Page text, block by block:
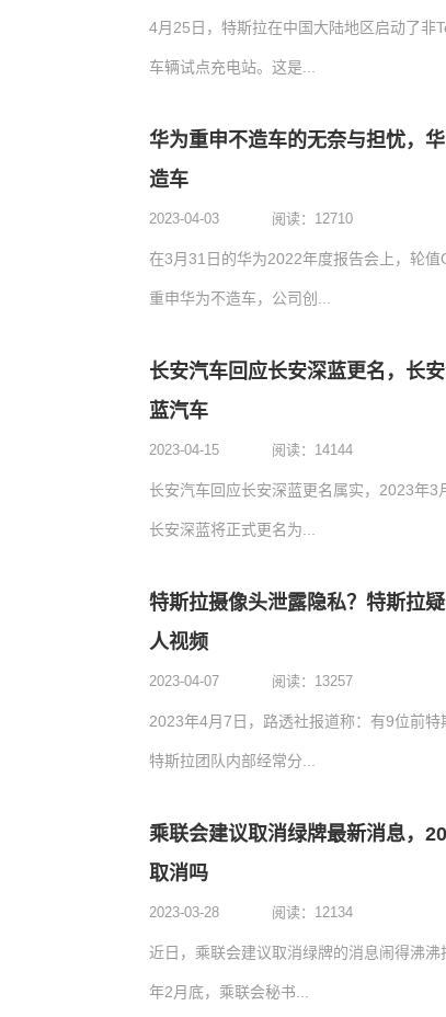
4月25日，特斯拉在中国大陆地区启动了非
车辆试点充电站。这是...
华为重申不造车的无奈与担忧，
造车
2023-04-03 阅读： 12710
在3月31日的华为2022年度报告会上，轮值
重申华为不造车，公司创...
长安汽车回应长安深蓝更名，长
蓝汽车
2023-04-15 阅读： 14144
长安汽车回应长安深蓝更名属实，2023年3
长安深蓝将正式更名为...
特斯拉摄像头泄露隐私？特斯拉
人视频
2023-04-07 阅读： 13257
2023年4月7日，路透社报道称：有9位前特
特斯拉团队内部经常分...
乘联会建议取消绿牌最新消息，
取消吗
2023-03-28 阅读： 12134
近日，乘联会建议取消绿牌的消息闹得沸沸
年2月底，乘联会秘书...